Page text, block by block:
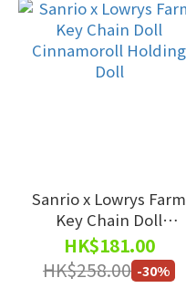
Sanrio x Lowrys Farm
Key Chain Doll
Cinnamoroll Holding
Doll
HK$181.00
HK$258.00 -30%